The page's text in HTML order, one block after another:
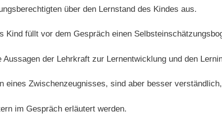
über den Lernstand des Kindes aus.
füllt vor dem Gespräch einen
der Lehrkraft zur Lernentwicklung und den
eines Zwischenzeugnisses, sind aber besser
im Gespräch erläutert werden.